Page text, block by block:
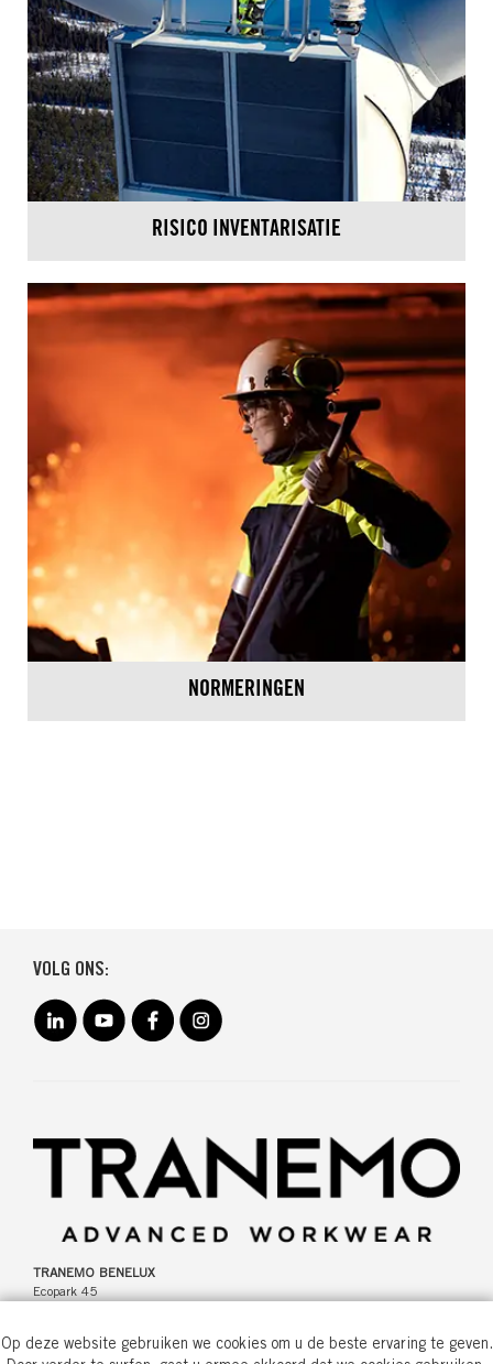
RISICO INVENTARISATIE
NORMERINGEN
VOLG ONS:
TRANEMO BENELUX
Ecopark 45
Op deze website gebruiken we cookies om u de beste ervaring te geven.